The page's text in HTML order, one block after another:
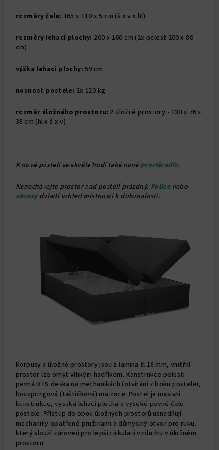
rozměry čela: 165 x 110 x 5 cm (š x v x hl)
rozměry lehací plochy: 200 x 160 cm (2x pelest 200 x 80
cm)
výška lehací plochy: 59 cm
nosnost postele: 2x 120 kg
rozměr úložného prostoru: 2 úložné prostory - 130 x 76 x
38 cm (hl x š x v)
K nové posteli se skvěle hodí také nové prostěradlo.
Nenechávejte prostor nad postelí prázdný. Policenebo
obrazydoladí vzhled místnosti k dokonalosti.
Korpusy a úložné prostory jsou z lamina tl.18 mm, vnitřní
prostor lze omýt vlhkým hadříkem. Konstrukce pelesti
pevná DTS deska na mechanikách (otvírání z boku postele),
boxspringová (taštičková) matrace. Postel je masivní
konstrukce, vysoká lehací plocha a vysoké pevné čelo
postele. Přístup do obou úložných prostorů usnadňují
mechaniky opatřené pružinami a důmyslný otvor pro ruku,
který slouží zároveň pro lepší cirkulaci vzduchu v úložném
prostoru.